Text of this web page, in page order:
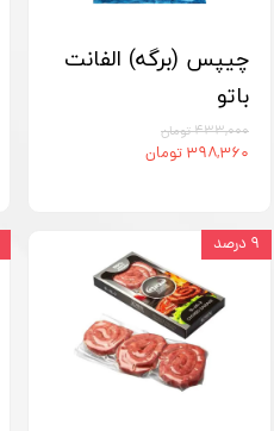
چیپس (برگه) الفانت
باتو
۴۳۳,۰۰۰ تومان
۳۹۸,۳۶۰ تومان
۹ درصد